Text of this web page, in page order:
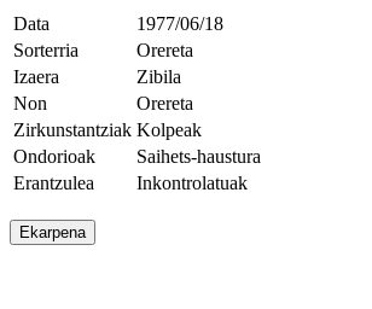
Data
1977/06/18
Sorterria
Orereta
Izaera
Zibila
Non
Orereta
Zirkunstantziak Kolpeak
Ondorioak
Saihets-haustura
Erantzulea
Inkontrolatuak